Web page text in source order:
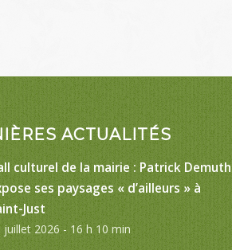
ACTUALITÉS
culturel de la mairie : Patrick Demuth
ses paysages « d’ailleurs » à
Just
juillet 2026 - 16 h 10 min